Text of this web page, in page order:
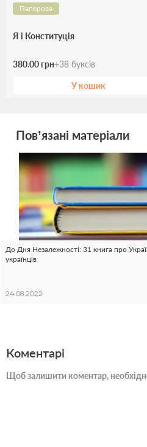
Паперова
Я і Конституція
380.00 грн+38 буксів
У кошик
Пов’язані матеріали
До Дня Незалежності: 31 книга про
українців
24.08.2022
Коментарі
Щоб залишити коментар,